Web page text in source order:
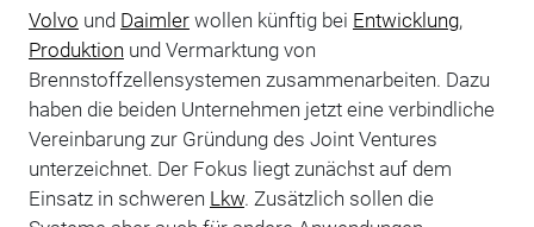
Volvo und Daimlerwollen künftig bei Entwicklung,
Produktion und Vermarktung von
Brennstoffzellensystemen zusammenarbeiten. Dazu
haben die beiden Unternehmen jetzt eine verbindliche
Vereinbarung zur Gründung des Joint Ventures
unterzeichnet. Der Fokus liegt zunächst auf dem
Einsatz in schweren Lkw. Zusätzlich sollen die